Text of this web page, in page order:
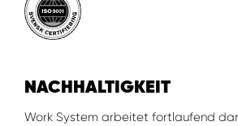
NACHHALTIGKEIT
Work System arbeitet fortlaufend